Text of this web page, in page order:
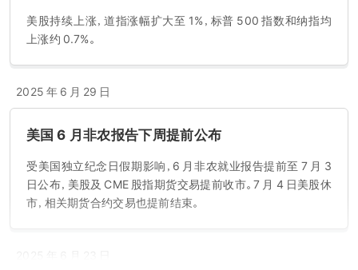
美股持续上涨，道指涨幅扩大至 1%，标普 500 指数和纳指均
上涨约 0.7%。
2025 年 6 月 29 日
美国 6 月非农报告下周提前公布
受美国独立纪念日假期影响，6 月非农就业报告提前至 7 月 3
日公布，美股及 CME 股指期货交易提前收市。7 月 4 日美股休
市，相关期货合约交易也提前结束。